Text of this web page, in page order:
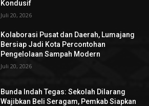
Kondusif
Juli 20, 2026
Kolaborasi Pusat dan Daerah, Lumajang
Bersiap Jadi Kota Percontohan
Pengelolaan Sampah Modern
Juli 20, 2026
Bunda Indah Tegas: Sekolah Dilarang
Wajibkan Beli Seragam, Pemkab Siapkan